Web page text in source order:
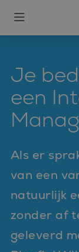
Je
een
Als er
van een
natuurlijk
zonder af
geleverd